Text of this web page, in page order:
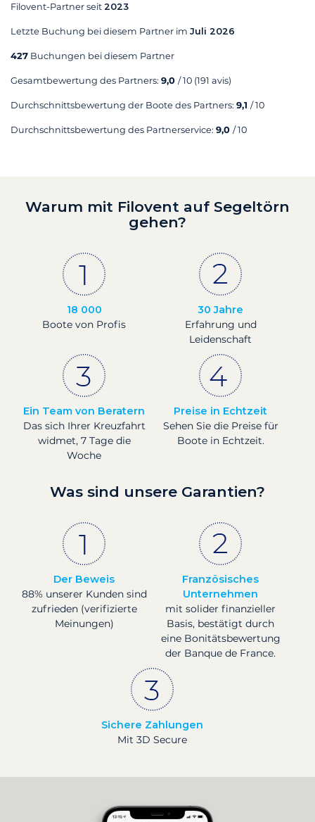
Filovent-Partner seit 2023
Letzte Buchung bei diesem Partner im Juli 2026
427 Buchungen bei diesem Partner
Gesamtbewertung des Partners: 9,0 / 10 (191 avis)
Durchschnittsbewertung der Boote des Partners: 9,1 / 10
Durchschnittsbewertung des Partnerservice: 9,0 / 10
Warum mit Filovent auf Segeltörn
gehen?
18 000
Boote von Profis
30 Jahre
Erfahrung und
Leidenschaft
Ein Team von Beratern
Das sich Ihrer Kreuzfahrt
widmet, 7 Tage die
Woche
Preise in Echtzeit
Sehen Sie die Preise für
Boote in Echtzeit.
Was sind unsere Garantien?
Der Beweis
88% unserer Kunden sind
zufrieden (verifizierte
Meinungen)
Französisches
Unternehmen
mit solider finanzieller
Basis, bestätigt durch
eine Bonitätsbewertung
der Banque de France.
Sichere Zahlungen
Mit 3D Secure